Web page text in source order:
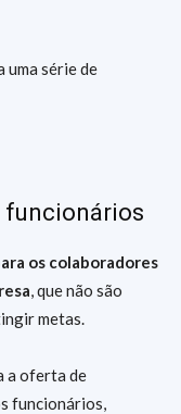
uma série de
funcionários
os colaboradores
, que não são
metas.
a oferta de
funcionários,